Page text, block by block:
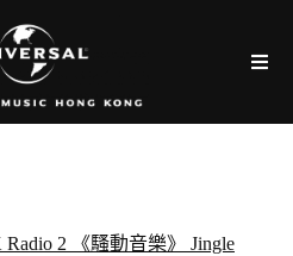
2 《騷動音樂》 Jingle